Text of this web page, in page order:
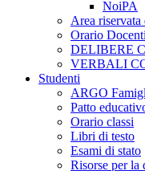
NoiPA
Area riservata
Orario Docenti
DELIBERE
VERBALI
Studenti
ARGO
Patto
Orario classi
Libri di testo
Esami di stato
Risorse per la